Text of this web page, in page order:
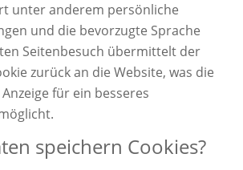
unter anderem persönliche
und die bevorzugte Sprache
Seitenbesuch übermittelt der
zurück an die Website, was die
für ein besseres
speichern Cookies?